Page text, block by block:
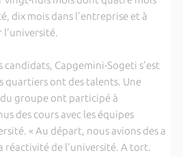
dix mois dans l'entreprise et à
l'université.
candidats, Capgemini-Sogeti s'est
quartiers ont des talents. Une
groupe ont participé à
des cours avec les équipes
« Au départ, nous avions des a
réactivité de l'université. A tort.